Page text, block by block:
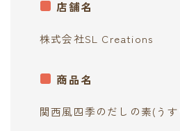
店舗名
株式会社SL Creations
商品名
関西風四季のだしの素(う